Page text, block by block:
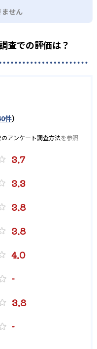
ム
学んだ内容をアウトプ
リットだが、生徒によ
習に取り組みたいタイ
671
大学
ません
査での評価は？
件）
アンケート調査方法を参照
3.7
3.3
3.8
3.8
4.0
-
3.8
-